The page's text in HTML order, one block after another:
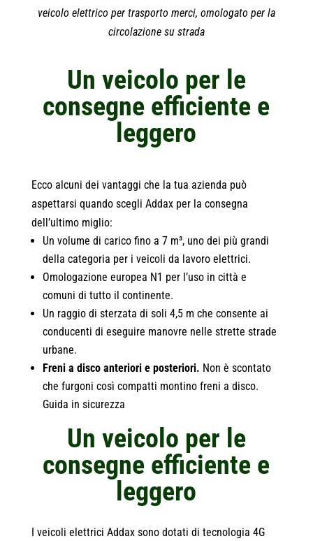
veicolo elettrico per trasporto merci, omologato per la
circolazione su strada
Un veicolo per le
consegne efficiente e
leggero
Ecco alcuni dei vantaggi che la tua azienda può
aspettarsi quando scegli Addax per la consegna
dell’ultimo miglio:
Un volume di carico fino a 7 m³, uno dei più grandi
della categoria per i veicoli da lavoro elettrici.
Omologazione europea N1 per l’uso in città e
comuni di tutto il continente.
Un raggio di sterzata di soli 4,5 m che consente ai
conducenti di eseguire manovre nelle strette strade
urbane.
Freni a disco anteriori e posteriori. Non è scontato
che furgoni così compatti montino freni a disco.
Guida in sicurezza
Un veicolo per le
consegne efficiente e
leggero
I veicoli elettrici Addax sono dotati di tecnologia 4G